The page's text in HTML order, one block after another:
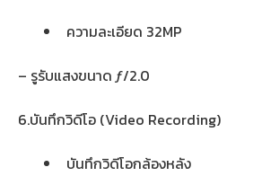
ความละเอียด 32MP
– รูรับแสงขนาด ƒ/2.0
6.บันทึกวิดีโอ (Video Recording)
บันทึกวิดีโอกล้องหลัง